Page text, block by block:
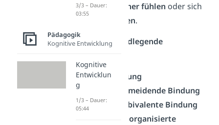
Beziehungen
sicherfühlen oder sich
zurückziehen.
Es gibtvier grundlegende
Sichere Bindung
Unsicher-vermeidende Bindung
Unsicher-ambivalente Bindung
Unsicher-desorganisierte
3/3 – Dauer:
03:55
Pädagogik
Kognitive Entwicklung
Kognitive
Entwicklun
g
1/3 – Dauer:
05:44